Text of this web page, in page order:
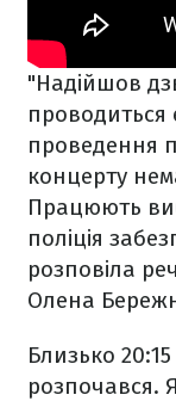
"Надійшов
проводиться
проведення
концерту
Працюють
поліція
розповіла
Олена
Близько
розпочався.